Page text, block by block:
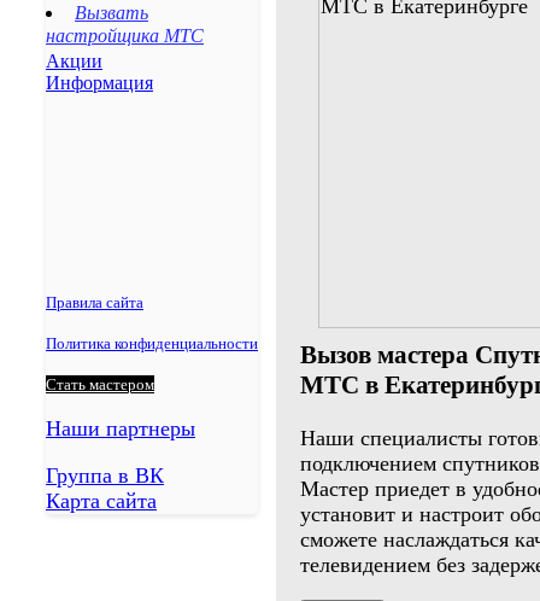
Степное
Летняя Ставка
Вызвать
настройщика МТС
Акции
Информация
Правила сайта
Политика конфиденциальности
Стать мастером
Наши партнеры
Группа в ВК
Карта сайта
Вызов мастера
МТС в
Наши специалисты
подключением
Мастер приедет в
установит и настроит
сможете наслаждаться
телевидением без